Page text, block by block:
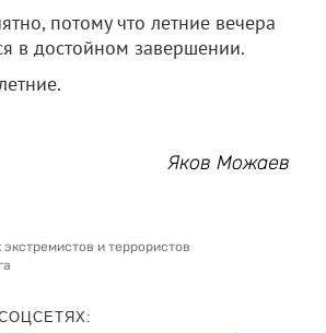
потому что летние вечера
в достойном завершении.
Яков Можаев
и террористов